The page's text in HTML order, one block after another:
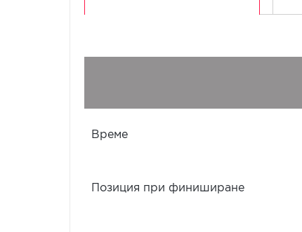
Време
Позиция при финиширане